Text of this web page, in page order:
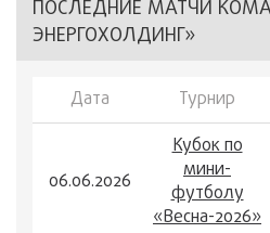
ПОСЛЕДНИЕ МАТЧИ
ЭНЕРГОХОЛДИНГ»
Дата Турнир
06.06.2026
Кубок по
мини-
футболу
«Весна-2026»